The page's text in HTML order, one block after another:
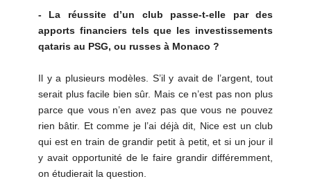
- La réussite d’un club passe-t-elle par des
apports financiers tels que les investissements
qataris au PSG, ou russes à Monaco ?
Il y a plusieurs modèles. S’il y avait de l’argent, tout
serait plus facile bien sûr. Mais ce n’est pas non plus
parce que vous n’en avez pas que vous ne pouvez
rien bâtir. Et comme je l’ai déjà dit, Nice est un club
qui est en train de grandir petit à petit, et si un jour il
y avait opportunité de le faire grandir différemment,
on étudierait la question.